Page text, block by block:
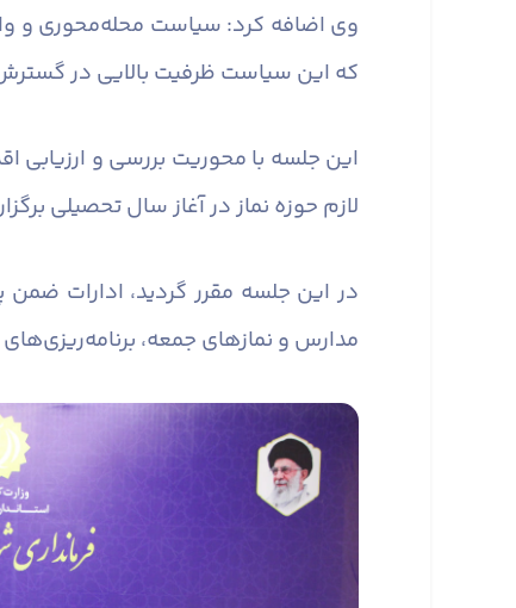
وی اضافه کرد: سیاست محله‌محوری و
که این سیاست ظرفیت بالایی در
این جلسه با محوریت بررسی و ارزیابی
لازم حوزه نماز در آغاز سال تحصیلی
در این جلسه مقرر گردید، ادارات ضمن
مدارس و نماز‌های جمعه، برنامه‌ریزی‌های